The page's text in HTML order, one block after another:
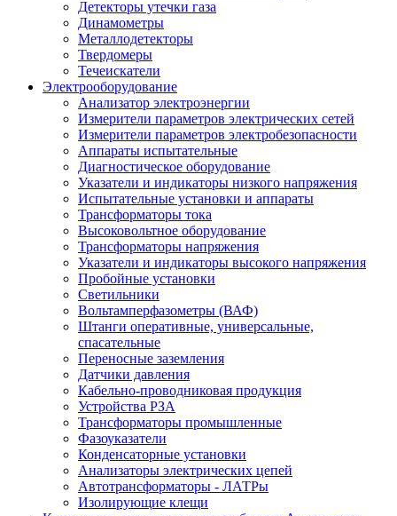
Детекторы утечки газа
Динамометры
Металлодетекторы
Твердомеры
Течеискатели
Электрооборудование
Анализатор электроэнергии
Измерители параметров электрических сетей
Измерители параметров электробезопасности
Аппараты испытательные
Диагностическое оборудование
Указатели и индикаторы низкого напряжения
Испытательные установки и аппараты
Трансформаторы тока
Высоковольтное оборудование
Трансформаторы напряжения
Указатели и индикаторы высокого напряжения
Пробойные установки
Светильники
Вольтамперфазометры (ВАФ)
Штанги оперативные, универсальные,
спасательные
Переносные заземления
Датчики давления
Кабельно-проводниковая продукция
Устройства РЗА
Трансформаторы промышленные
Фазоуказатели
Конденсаторные установки
Анализаторы электрических цепей
Автотрансформаторы - ЛАТРы
Изолирующие клещи